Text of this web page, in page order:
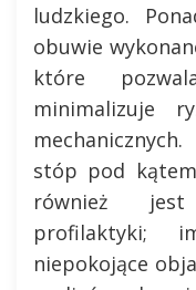
ludzkiego.
obuwie
które
minimalizuje
stóp pod
również
profilaktyki;
niepokojące